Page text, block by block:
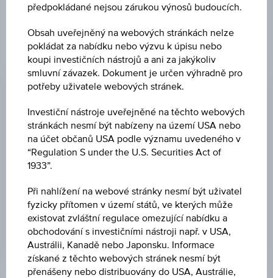
ZMĚNA
-56.645,92(-1,32 %)
4.231.508,38
MĚNA
EUR
POSLEDNÍ AKTUALIZACE
06.08.2026
09:00:00.000
UTC
Koordinovaný
světový
čas
(UTC)
předpokládané nejsou zárukou výnosů budoucích.
Obsah uveřejněný na webových stránkách nelze
pokládat za nabídku nebo výzvu k úpisu nebo
koupi investičních nástrojů a ani za jakýkoliv
smluvní závazek. Dokument je určen výhradně pro
potřeby uživatele webových stránek.
Investiční nástroje uveřejněné na těchto webových
stránkách nesmí být nabízeny na území USA nebo
na účet občanů USA podle významu uvedeného v
“Regulation S under the U.S. Securities Act of
1933”.
Při nahlížení na webové stránky nesmí být uživatel
fyzicky přítomen v území států, ve kterých může
existovat zvláštní regulace omezující nabídku a
obchodování s investičními nástroji např. v USA,
Austrálii, Kanadě nebo Japonsku. Informace
získané z těchto webových stránek nesmí být
přenášeny nebo distribuovány do USA, Austrálie,